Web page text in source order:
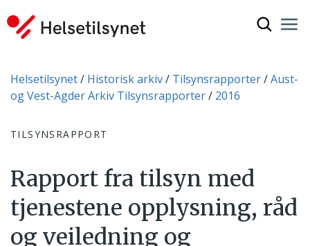
Du er her:
Helsetilsynet Historisk arkiv Tilsynsrapporter
Aust-
og Vest-Agder Arkiv Tilsynsrapporter
2016
TILSYNSRAPPORT
Rapport fra tilsyn med
tjenestene opplysning, råd
og veiledning og